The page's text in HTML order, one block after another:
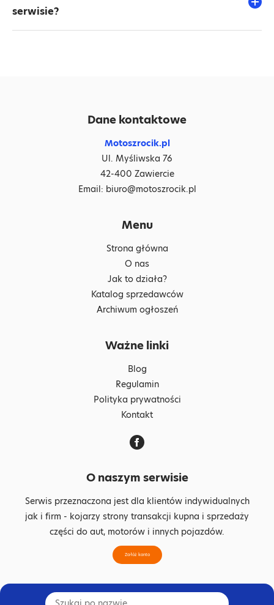
serwisie?
Dane kontaktowe
Motoszrocik.pl
Ul. Myśliwska 76
42-400 Zawiercie
Email: biuro@motoszrocik.pl
Menu
Strona główna
O nas
Jak to działa?
Katalog sprzedawców
Archiwum ogłoszeń
Ważne linki
Blog
Regulamin
Polityka prywatności
Kontakt
O naszym serwisie
Serwis przeznaczona jest dla klientów indywidualnych
jak i firm - kojarzy strony transakcji kupna i sprzedaży
części do aut, motorów i innych pojazdów.
Załóż konto